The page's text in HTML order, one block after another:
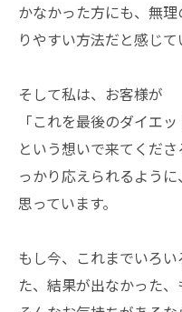
かなかった方にも、無
りやすい方法だと感じて
そして私は、お客様が
「これを最後のダイエッ
という想いで来てくだ
っかり応えられるよう
思っています。
もし今、これまでいろ
た、結果が出なかった、